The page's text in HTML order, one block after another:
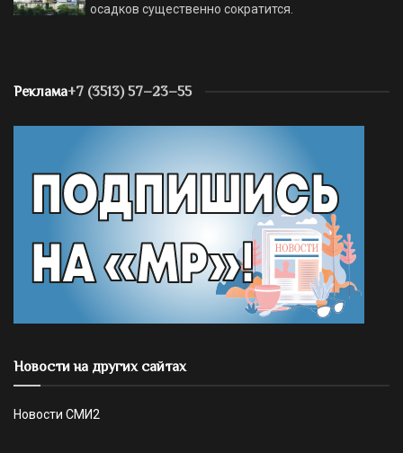
осадков существенно сократится.
Реклама+7 (3513) 57–23–55
Новости на других сайтах
Новости СМИ2